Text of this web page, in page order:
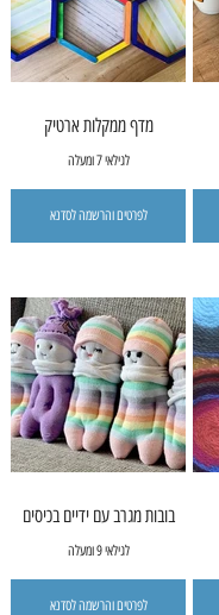
מדף ממקלות ארטיק
לגילאי 7 ומעלה
לפרטים והרשמה לסדנא
בובות מגרב עם ידיים בכיסים
לגילאי 9 ומעלה
לפרטים והרשמה לסדנא